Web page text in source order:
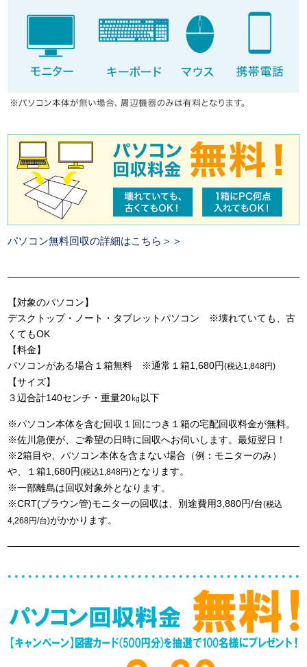
パソコン無料回収の詳細はこちら＞＞
【対象のパソコン】
デスクトップ・ノート・タブレットパソコン ※壊れていても、古
くてもOK
【料金】
パソコンがある場合１箱無料 ※通常１箱1,680円(税込1,848円)
【サイズ】
３辺合計140センチ・重量20㎏以下
※パソコン本体を含む回収１回につき１箱の宅配回収料金が無料。
※佐川急便が、ご希望の日時に回収へお伺いします。最短翌日！
※2箱目や、パソコン本体を含まない場合（例：モニターのみ）
や、１箱1,680円(税込1,848円)となります。
※一部離島は回収対象外となります。
※CRT(ブラウン管)モニターの回収は、別途費用3,880円/台(税込
4,268円/台)がかかります。